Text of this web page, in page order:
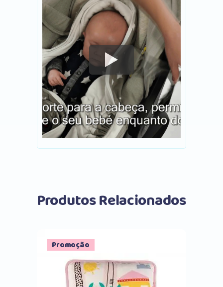
Produtos Relacionados
Promoção